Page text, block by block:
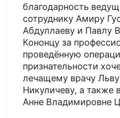
благодарность
сотруднику Амиру
Абдуллаеву и Павлу
Кононцу за
проведённую
признательности
лечащему врачу
Никуличеву, а также
Анне Владимировне